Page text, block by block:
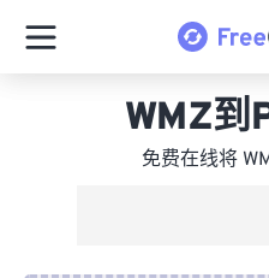
WMZ到
免费在线将